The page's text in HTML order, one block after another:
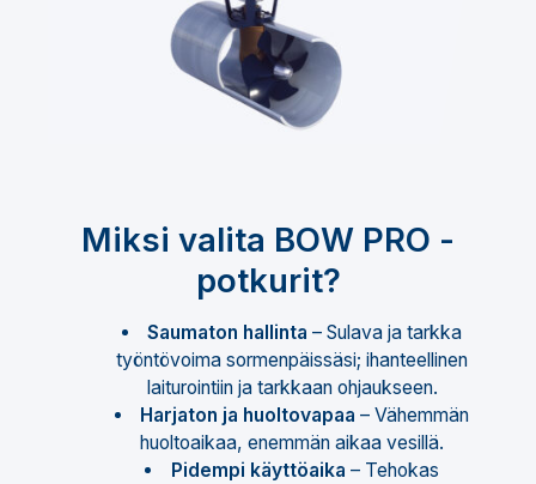
Miksi valita BOW PRO -
potkurit?
Saumaton hallinta – Sulava ja tarkka
työntövoima sormenpäissäsi; ihanteellinen
laiturointiin ja tarkkaan ohjaukseen.
Harjaton ja huoltovapaa – Vähemmän
huoltoaikaa, enemmän aikaa vesillä.
Pidempi käyttöaika – Tehokas